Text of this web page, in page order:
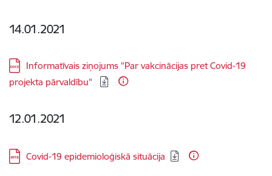
14.01.2021
Lejupielādēt:
Informatīvais ziņojums "Par vakcinācijas pret Covid-19
projekta pārvaldību"
12.01.2021
Lejupielādēt:
Covid-19 epidemioloģiskā situācija